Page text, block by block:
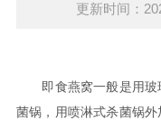
更新时间：
即食燕窝一般是用玻
菌锅，用喷淋式杀菌锅